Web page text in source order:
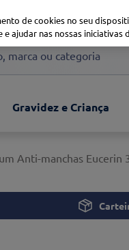
ou categoria
Gravidez e Criança
Anti-manchas Eucerin
de cookies no seu
ajudar nas nossas iniciativas